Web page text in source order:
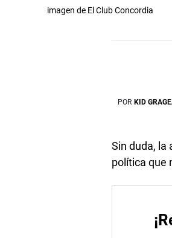
imagen de El Club Concordia
POR KID
Sin duda, la
política que